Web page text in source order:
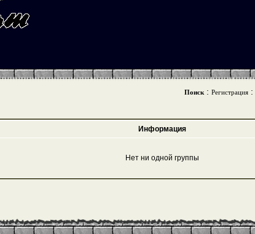
Поиск: Регистрация:
Информация
Нет ни одной группы